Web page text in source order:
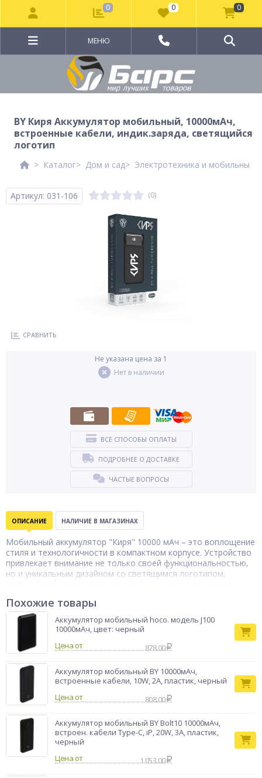
МЕНЮ
BY Киря Аккумулятор мобильный, 10000мАч,
встроенные кабели, индик.заряда, светящийся
логотип
Каталог Дом и сад Электротехника и мобильные
Артикул: 031-106 (0)
СРАВНИТЬ
Не указана цена за 1
Нет в наличии
ВСЕ СПОСОБЫ ОПЛАТЫ
ПОДРОБНЕЕ О ДОСТАВКЕ
ЧАСТЫЕ ВОПРОСЫ
ОПИСАНИЕ НАЛИЧИЕ В МАГАЗИНАХ
Мобильный аккумулятор "Киря" 10000 мАч – это воплощение
стиля и технологичности в компактном корпусе. Устройство
привлекает внимание не только своей функциональностью,
но и уникальным дизайном со светящимся логотипом,
встроенными кабелями, что делает процесс зарядки
максимально комфортным и избавляет от необходимости
носить с собой дополнительные провода. Компактные
размеры и эргономичная форма позволяют легко помещать
устройство в карман или небольшую сумку.
Тип товара
Аккумулятор
мобильный
BY
Похожие товары
Аккумулятор мобильный hoco. модель J100
10000мАч, цвет: черный
Цена от
878.00
Аккумулятор мобильный BY 10000мАч,
встроенные кабели, 10W, 2A, пластик, черный
Цена от
808.00
Аккумулятор мобильный BY Bolt10 10000мАч,
встроен. кабели Type-C, iP, 20W, 3A, пластик,
черный
Цена от
1 053.00
0 0 0